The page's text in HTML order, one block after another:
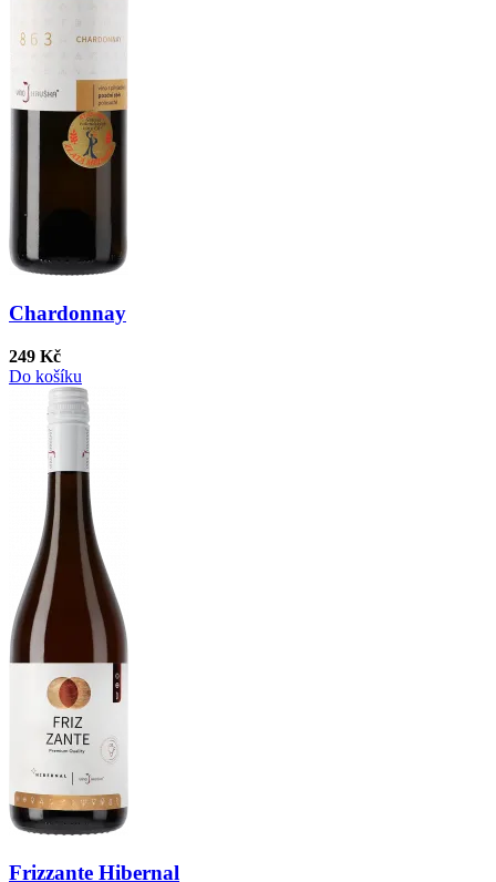
Chardonnay
249 Kč
Do košíku
Frizzante Hibernal